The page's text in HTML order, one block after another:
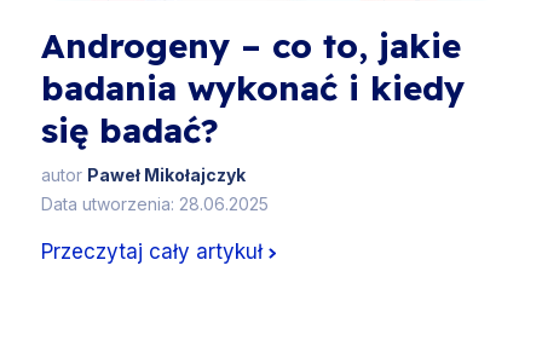
Androgeny – co to, jakie
badania wykonać i kiedy
się badać?
autor Paweł Mikołajczyk
Data utworzenia: 28.06.2025
Przeczytaj cały artykuł